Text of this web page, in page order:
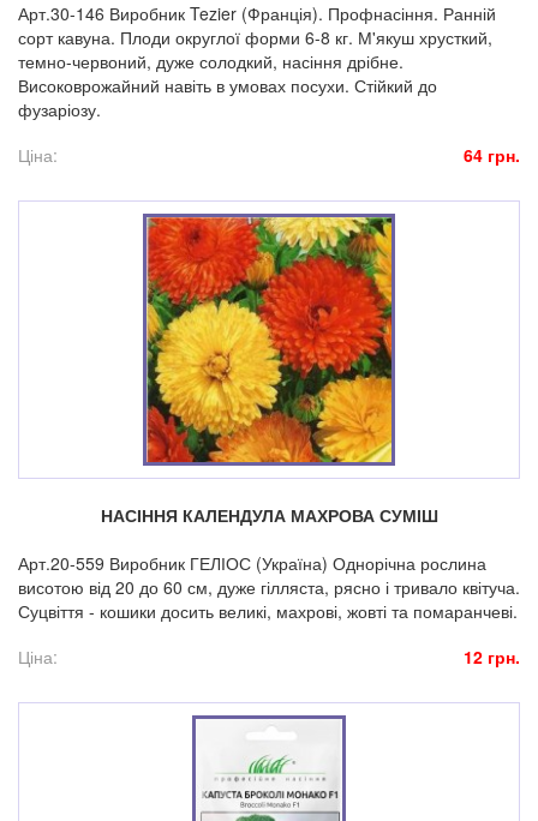
Арт.30-146 Виробник Tezier (Франція). Профнасіння. Ранній
сорт кавуна. Плоди округлої форми 6-8 кг. М'якуш хрусткий,
темно-червоний, дуже солодкий, насіння дрібне.
Високоврожайний навіть в умовах посухи. Стійкий до
фузаріозу.
Ціна:
64 грн.
НАСІННЯ КАЛЕНДУЛА МАХРОВА СУМІШ
Арт.20-559 Виробник ГЕЛІОС (Україна) Однорічна рослина
висотою від 20 до 60 см, дуже гілляста, рясно і тривало квітуча.
Суцвіття - кошики досить великі, махрові, жовті та помаранчеві.
Ціна:
12 грн.